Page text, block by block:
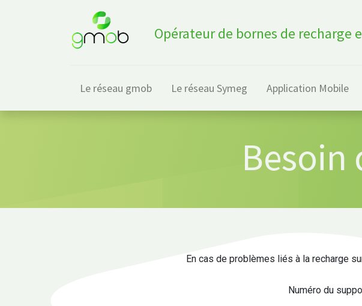
Opérateur de bornes de
Le réseau gmob Le réseau Symeg Application Mobile
Besoin
En cas de problèmes liés à la recharge
Numéro du